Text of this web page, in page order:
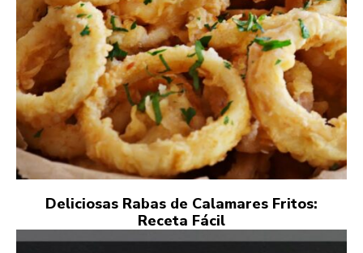
Deliciosas Rabas de Calamares Fritos:
Receta Fácil